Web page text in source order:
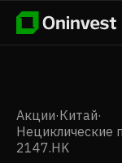
Акции·Китай·
Нециклические
2147.HK